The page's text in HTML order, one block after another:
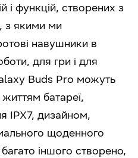
і функцій, створених з
з якими ми
навушники в
для гри і для
Buds Pro можуть
батареї,
IPX7, дизайном,
щоденного
іншого створено,